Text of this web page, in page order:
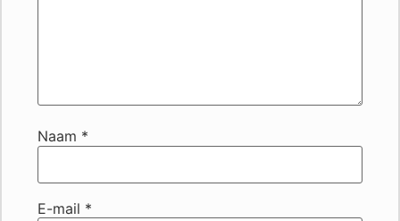
Naam *
E-mail *